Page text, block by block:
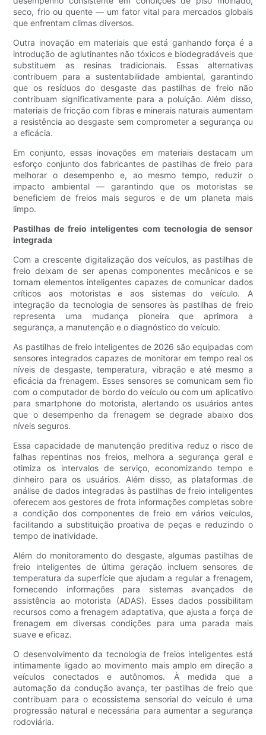
seco, frio ou quente — um fator vital para mercados globais
que enfrentam climas diversos.
Outra inovação em materiais que está ganhando força é a
introdução de aglutinantes não tóxicos e biodegradáveis ​​que
substituem as resinas tradicionais. Essas alternativas
contribuem para a sustentabilidade ambiental, garantindo
que os resíduos do desgaste das pastilhas de freio não
contribuam significativamente para a poluição. Além disso,
materiais de fricção com fibras e minerais naturais aumentam
a resistência ao desgaste sem comprometer a segurança ou
a eficácia.
Em conjunto, essas inovações em materiais destacam um
esforço conjunto dos fabricantes de pastilhas de freio para
melhorar o desempenho e, ao mesmo tempo, reduzir o
impacto ambiental — garantindo que os motoristas se
beneficiem de freios mais seguros e de um planeta mais
limpo.
Pastilhas de freio inteligentes com tecnologia de sensor
integrada
Com a crescente digitalização dos veículos, as pastilhas de
freio deixam de ser apenas componentes mecânicos e se
tornam elementos inteligentes capazes de comunicar dados
críticos aos motoristas e aos sistemas do veículo. A
integração da tecnologia de sensores às pastilhas de freio
representa uma mudança pioneira que aprimora a
segurança, a manutenção e o diagnóstico do veículo.
As pastilhas de freio inteligentes de 2026 são equipadas com
sensores integrados capazes de monitorar em tempo real os
níveis de desgaste, temperatura, vibração e até mesmo a
eficácia da frenagem. Esses sensores se comunicam sem fio
com o computador de bordo do veículo ou com um aplicativo
para smartphone do motorista, alertando os usuários antes
que o desempenho da frenagem se degrade abaixo dos
níveis seguros.
Essa capacidade de manutenção preditiva reduz o risco de
falhas repentinas nos freios, melhora a segurança geral e
otimiza os intervalos de serviço, economizando tempo e
dinheiro para os usuários. Além disso, as plataformas de
análise de dados integradas às pastilhas de freio inteligentes
oferecem aos gestores de frota informações completas sobre
a condição dos componentes de freio em vários veículos,
facilitando a substituição proativa de peças e reduzindo o
tempo de inatividade.
Além do monitoramento do desgaste, algumas pastilhas de
freio inteligentes de última geração incluem sensores de
temperatura da superfície que ajudam a regular a frenagem,
fornecendo informações para sistemas avançados de
assistência ao motorista (ADAS). Esses dados possibilitam
recursos como a frenagem adaptativa, que ajusta a força de
frenagem em diversas condições para uma parada mais
suave e eficaz.
O desenvolvimento da tecnologia de freios inteligentes está
intimamente ligado ao movimento mais amplo em direção a
veículos conectados e autônomos. À medida que a
automação da condução avança, ter pastilhas de freio que
contribuam para o ecossistema sensorial do veículo é uma
progressão natural e necessária para aumentar a segurança
rodoviária.